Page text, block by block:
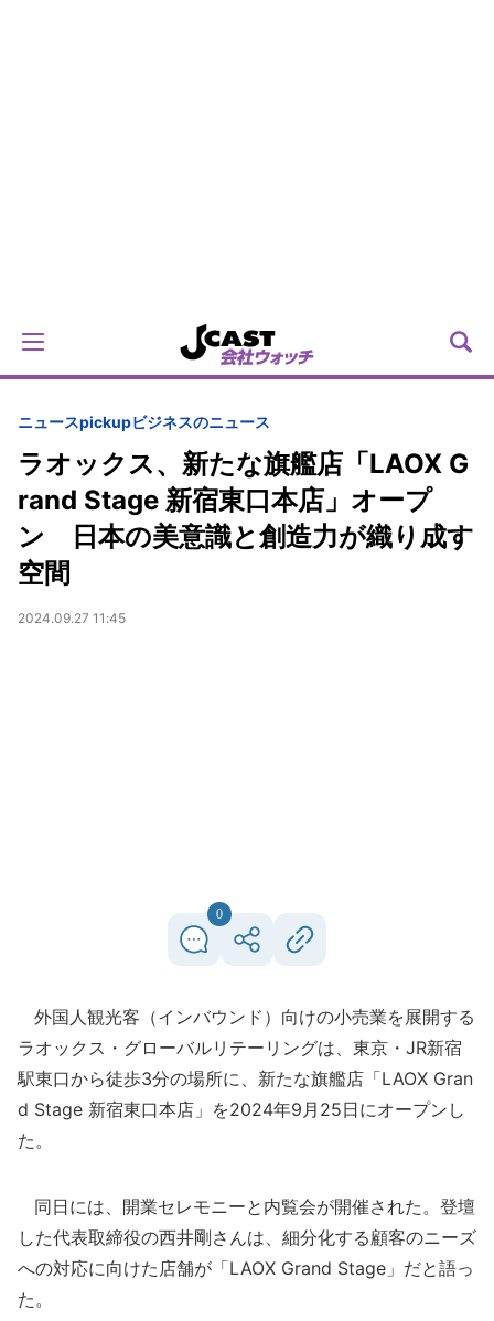
ニュースpickupビジネスのニュース
ラオックス、新たな旗艦店「LAOX G
rand Stage 新宿東口本店」オープ
ン 日本の美意識と創造力が織り成す
空間
2024.09.27 11:45
0
外国人観光客（インバウンド）向けの小売業を展開する
ラオックス・グローバルリテーリングは、東京・JR新宿
駅東口から徒歩3分の場所に、新たな旗艦店「LAOX Gran
d Stage 新宿東口本店」を2024年9月25日にオープンし
た。
同日には、開業セレモニーと内覧会が開催された。登壇
した代表取締役の西井剛さんは、細分化する顧客のニーズ
への対応に向けた店舗が「LAOX Grand Stage」だと語っ
た。